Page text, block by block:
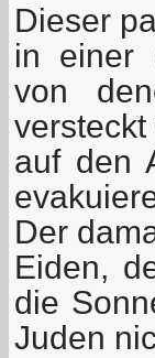
Dieser
in einer
von
auf den
Der
Eiden,
die
Juden